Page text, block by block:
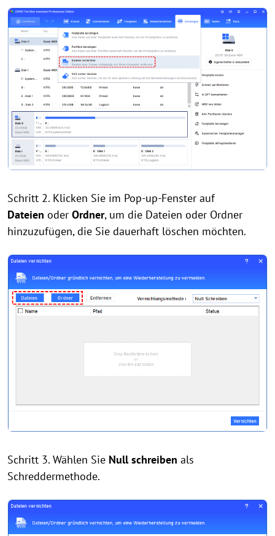
Schritt 2. Klicken Sie im Pop-up-Fenster auf
Dateien oder Ordner, um die Dateien oder Ordner
hinzuzufügen, die Sie dauerhaft löschen möchten.
Schritt 3. Wählen Sie Null schreiben als
Schreddermethode.